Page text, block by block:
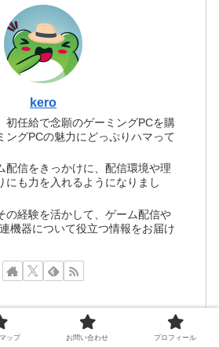
kero
初任給で念願のゲーミングPCを購
ングPCの魅力にどっぷりハマって
配信をきっかけに、配信環境や理
にも力を入れるようになりまし
の経験を活かして、ゲーム配信や
機器について役立つ情報をお届け
ップ お問い合わせ プロフィール